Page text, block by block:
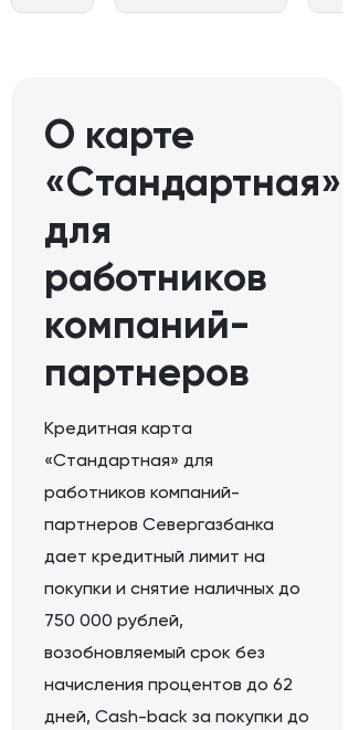
О карте
«Стандартная»
для
работников
компаний-
партнеров
Кредитная карта
«Стандартная» для
работников компаний-
партнеров Севергазбанка
дает кредитный лимит на
покупки и снятие наличных до
750 000 рублей,
возобновляемый срок без
начисления процентов до 62
дней, Cash-back за покупки до